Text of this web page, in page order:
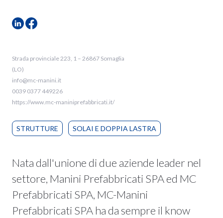
Strada provinciale 223, 1 – 26867 Somaglia
(LO)
info@mc-manini.it
0039 0377 449226
https://www.mc-maniniprefabbricati.it/
STRUTTURE SOLAI E DOPPIA LASTRA
Nata dall'unione di due aziende leader nel
settore, Manini Prefabbricati SPA ed MC
Prefabbricati SPA, MC-Manini
Prefabbricati SPA ha da sempre il know